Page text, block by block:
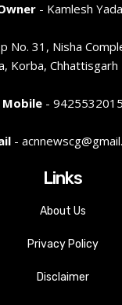
- Kamlesh
No. 31, Nisha
Korba,
Mobile- 9425532015
-
Links
About Us
Privacy Policy
Disclaimer